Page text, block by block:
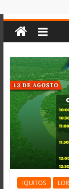
IQUITOS